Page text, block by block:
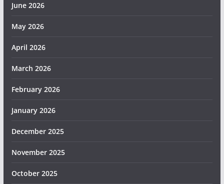
June 2026
May 2026
April 2026
March 2026
February 2026
January 2026
December 2025
November 2025
October 2025